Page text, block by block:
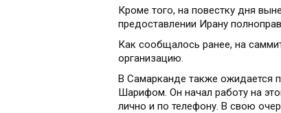
Кроме того, на повестку дня
предоставлении Ирану
Как сообщалось ранее, на
организацию.
В Самарканде также ожидается
Шарифом. Он начал работу на
лично и по телефону. В свою